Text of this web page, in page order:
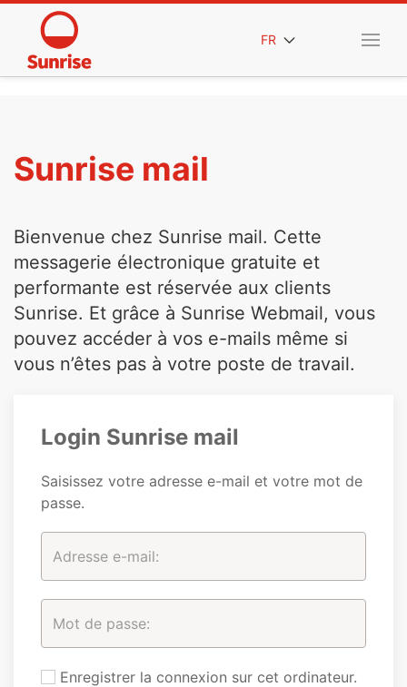
FR
Sunrise mail
Bienvenue chez Sunrise mail. Cette
messagerie électronique gratuite et
performante est réservée aux clients
Sunrise. Et grâce à Sunrise Webmail, vous
pouvez accéder à vos e-mails même si
vous n’êtes pas à votre poste de travail.
Login Sunrise mail
Saisissez votre adresse e-mail et votre mot de
passe.
Enregistrer la connexion sur cet ordinateur.